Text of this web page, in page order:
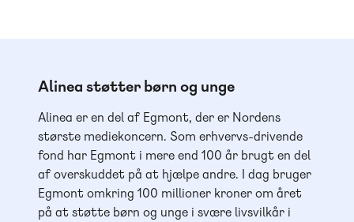
Alinea støtter børn og unge
Alinea er en del af Egmont, der er Nordens
største mediekoncern. Som erhvervs-drivende
fond har Egmont i mere end 100 år brugt en del
af overskuddet på at hjælpe andre. I dag bruger
Egmont omkring 100 millioner kroner om året
på at støtte børn og unge i svære livsvilkår i